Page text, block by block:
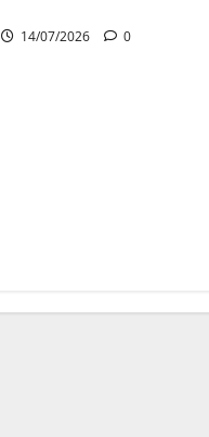
14/07/2026 0